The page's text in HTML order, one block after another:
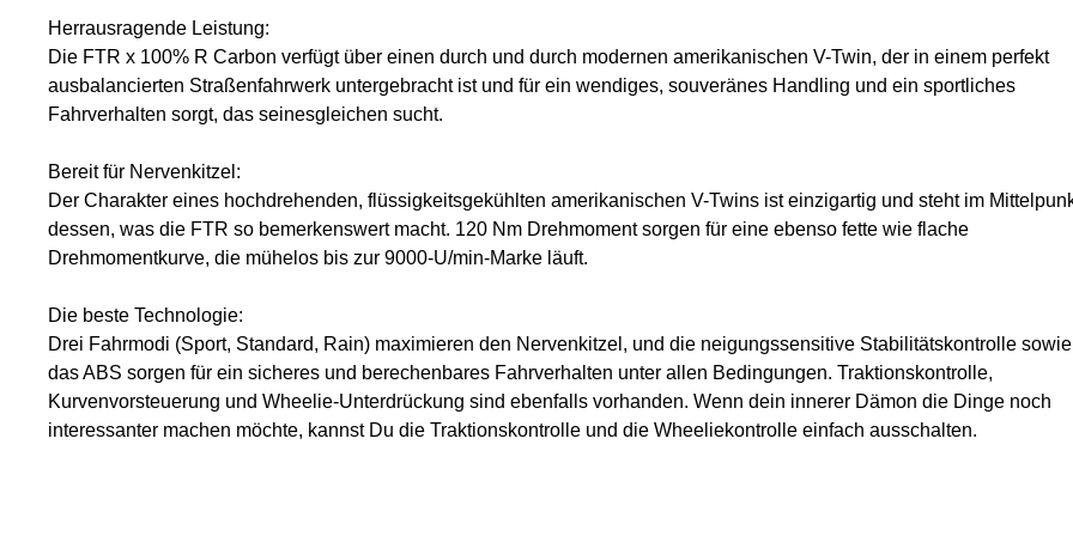
Herrausragende Leistung:
Die FTR x 100% R Carbon verfügt über einen durch und durch modernen amerikanischen V-Twin, der in einem perfekt
ausbalancierten Straßenfahrwerk untergebracht ist und für ein wendiges, souveränes Handling und ein sportliches
Fahrverhalten sorgt, das seinesgleichen sucht.
Bereit für Nervenkitzel:
Der Charakter eines hochdrehenden, flüssigkeitsgekühlten amerikanischen V-Twins ist einzigartig und steht im
dessen, was die FTR so bemerkenswert macht. 120 Nm Drehmoment sorgen für eine ebenso fette wie flache
Drehmomentkurve, die mühelos bis zur 9000-U/min-Marke läuft.
Die beste Technologie:
Drei Fahrmodi (Sport, Standard, Rain) maximieren den Nervenkitzel, und die neigungssensitive Stabilitätskontrolle sowie
das ABS sorgen für ein sicheres und berechenbares Fahrverhalten unter allen Bedingungen. Traktionskontrolle,
Kurvenvorsteuerung und Wheelie-Unterdrückung sind ebenfalls vorhanden. Wenn dein innerer Dämon die Dinge noch
interessanter machen möchte, kannst Du die Traktionskontrolle und die Wheeliekontrolle einfach ausschalten.